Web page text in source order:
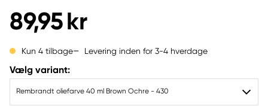
89,95 kr
Kun 4 tilbage Levering inden for 3-4 hverdage
Vælg variant:
Rembrandt oliefarve 40 ml Brown Ochre - 430